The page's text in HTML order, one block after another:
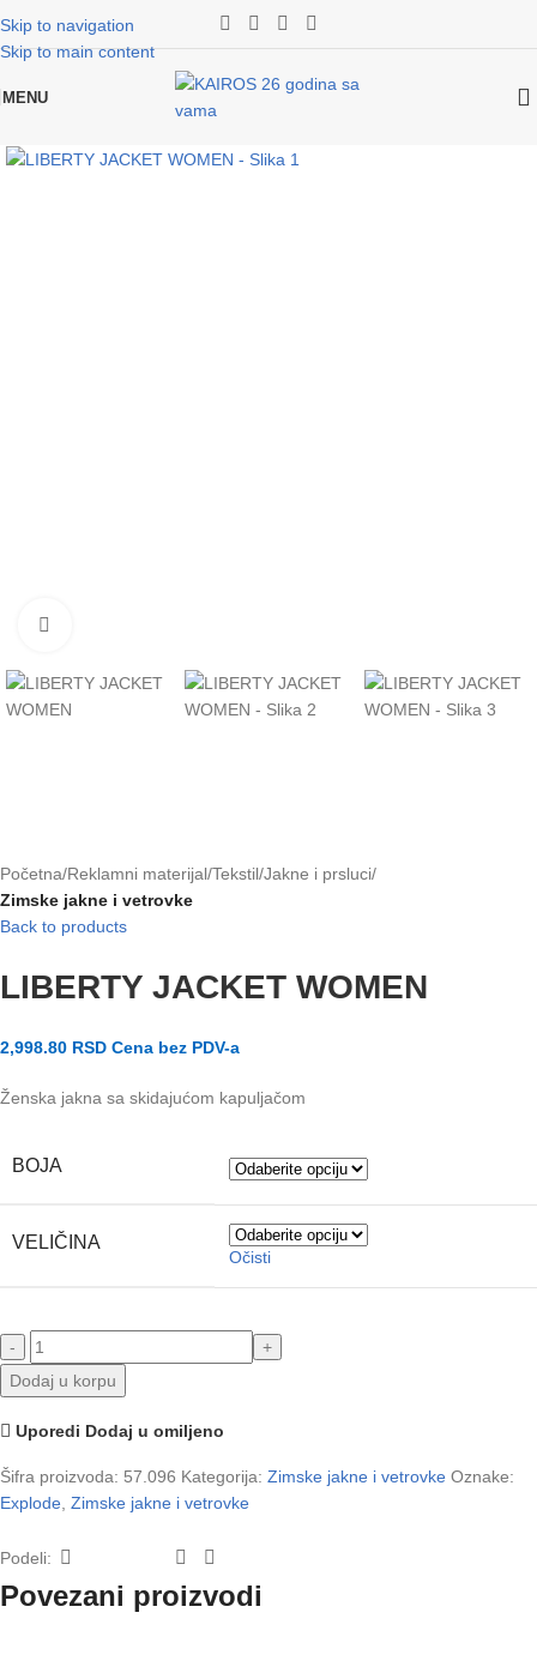
Skip to navigation
Skip to main content
MENU
Početna Reklamni materijal Tekstil Jakne i prsluci
Zimske jakne i vetrovke
Back to products
LIBERTY JACKET WOMEN
2,998.80 RSD Cena bez PDV-a
Ženska jakna sa skidajućom kapuljačom
BOJA
VELIČINA
Očisti
Dodaj u korpu
Uporedi Dodaj u omiljeno
Šifra proizvoda: 57.096 Kategorija: Zimske jakne i vetrovke Oznake:
Explode, Zimske jakne i vetrovke
Podeli:
Povezani proizvodi